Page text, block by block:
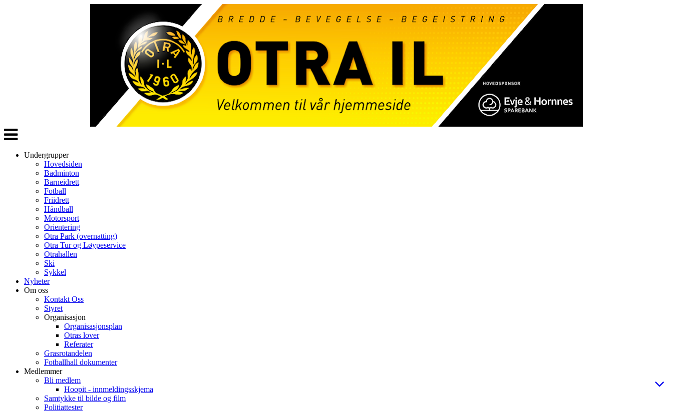
Veksle
navigasjon
Undergrupper
Hovedsiden
Badminton
Barneidrett
Fotball
Friidrett
Håndball
Motorsport
Orientering
Otra Park (overnatting)
Otra Tur og Løypeservice
Otrahallen
Ski
Sykkel
Nyheter
Om oss
Kontakt Oss
Styret
Organisasjon
Organisasjonsplan
Otras lover
Referater
Grasrotandelen
Fotballhall dokumenter
Medlemmer
Bli medlem
Hoopit - innmeldingsskjema
Samtykke til bilde og film
Politiattester